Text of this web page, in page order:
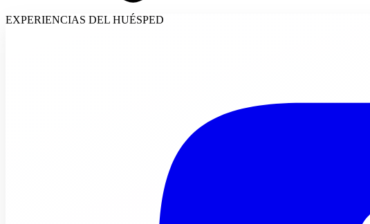
EXPERIENCIAS DEL HUÉSPED